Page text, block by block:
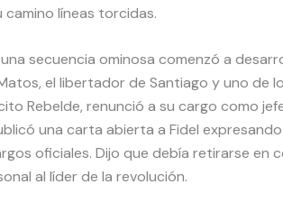
líneas torcidas.
secuencia ominosa comenzó a
el libertador de Santiago y uno de
Rebelde, renunció a su cargo como
una carta abierta a Fidel
oficiales. Dijo que debía retirarse en
al líder de la revolución.